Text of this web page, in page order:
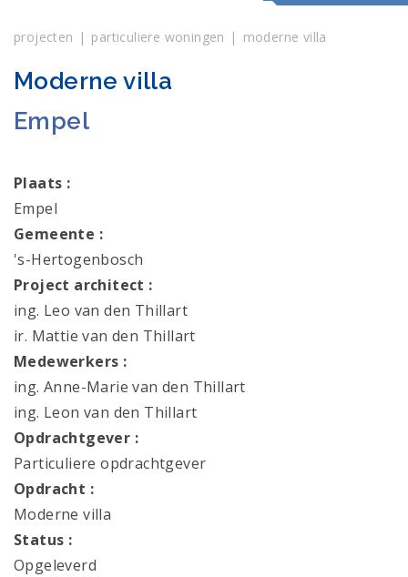
projecten particuliere woningen moderne villa
Moderne villa
Empel
Plaats :
Empel
Gemeente :
's-Hertogenbosch
Project architect :
ing. Leo van den Thillart
ir. Mattie van den Thillart
Medewerkers :
ing. Anne-Marie van den Thillart
ing. Leon van den Thillart
Opdrachtgever :
Particuliere opdrachtgever
Opdracht :
Moderne villa
Status :
Opgeleverd